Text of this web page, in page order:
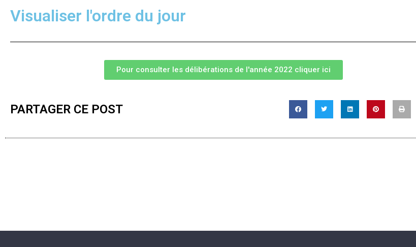
Visualiser l'ordre du jour
Pour consulter les délibérations de l'année 2022 cliquer ici
PARTAGER CE POST